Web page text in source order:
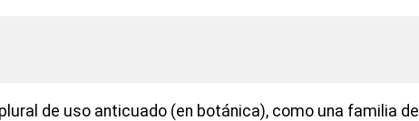
de uso anticuado (en botánica), como una familia de